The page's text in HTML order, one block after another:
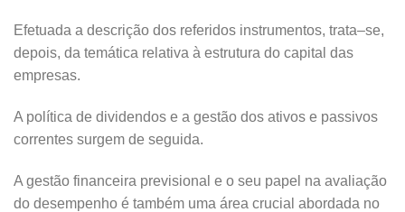
Efetuada a descrição dos referidos instrumentos, trata–se,
depois, da temática relativa à estrutura do capital das
empresas.
A política de dividendos e a gestão dos ativos e passivos
correntes surgem de seguida.
A gestão financeira previsional e o seu papel na avaliação
do desempenho é também uma área crucial abordada no